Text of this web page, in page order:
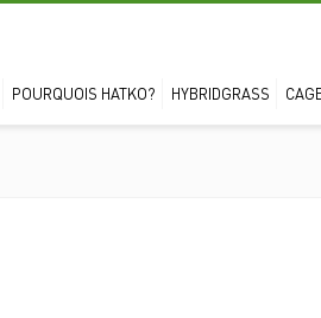
POURQUOIS HATKO? HYBRIDGRASS